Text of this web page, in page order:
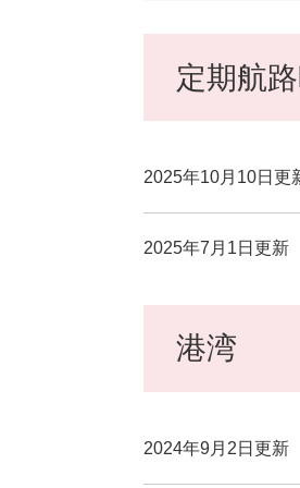
定期航
2025年10月10日更
2025年7月1日更新
港湾
2024年9月2日更新